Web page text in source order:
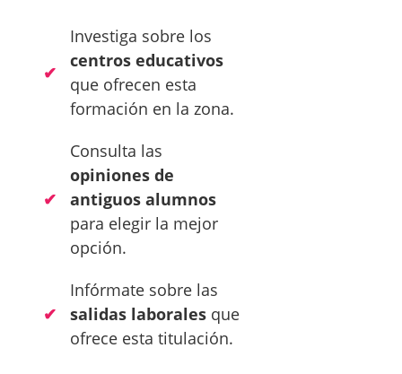
Investiga sobre los
centros educativos
que ofrecen esta
formación en la zona.
Consulta las
opiniones de
antiguos alumnos
para elegir la mejor
opción.
Infórmate sobre las
salidas laborales que
ofrece esta titulación.